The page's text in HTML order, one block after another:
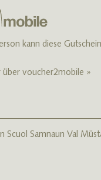
kann diese
über voucher2mobile »
Scuol Samnaun Val